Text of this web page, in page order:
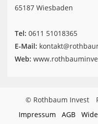
65187 Wiesbaden
Tel: ‎0611 51018365
E-Mail:
Web:
© Rothbaum Invest
Impressum
AGB